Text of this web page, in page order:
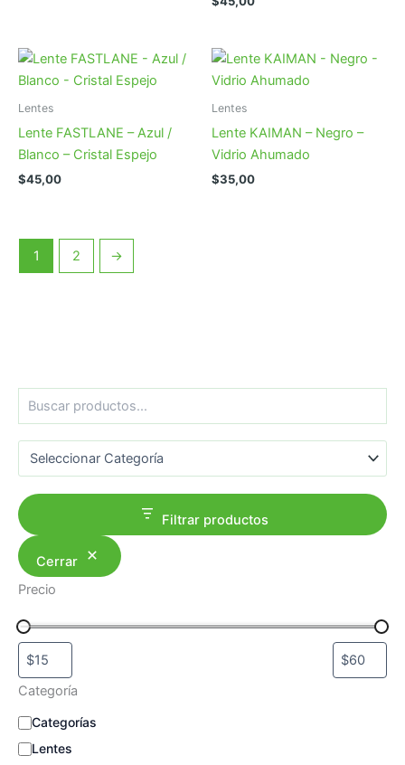
Filtrar productos
Cerrar
Precio
Categoría
C
t
Categorías
Lentes
Lentes
Lente FASTLANE – Azul /
Blanco – Cristal Espejo
$45,00
Lentes
Lente KAIMAN – Negro –
Vidrio Ahumado
$35,00
1 2 →